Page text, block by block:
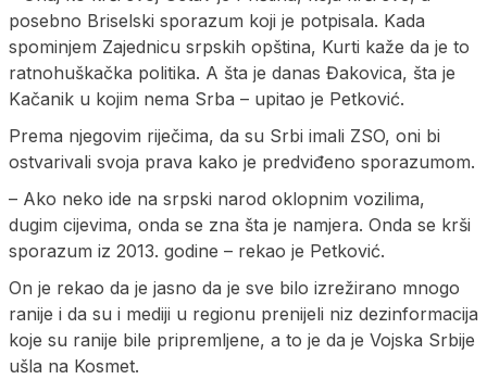
posebno Briselski sporazum koji je potpisala. Kada
spominjem Zajednicu srpskih opština, Kurti kaže da je to
ratnohuškačka politika. A šta je danas Đakovica, šta je
Kačanik u kojim nema Srba – upitao je Petković.
Prema njegovim riječima, da su Srbi imali ZSO, oni bi
ostvarivali svoja prava kako je predviđeno sporazumom.
– Ako neko ide na srpski narod oklopnim vozilima,
dugim cijevima, onda se zna šta je namjera. Onda se krši
sporazum iz 2013. godine – rekao je Petković.
On je rekao da je jasno da je sve bilo izrežirano mnogo
ranije i da su i mediji u regionu prenijeli niz dezinformacija
koje su ranije bile pripremljene, a to je da je Vojska Srbije
ušla na Kosmet.